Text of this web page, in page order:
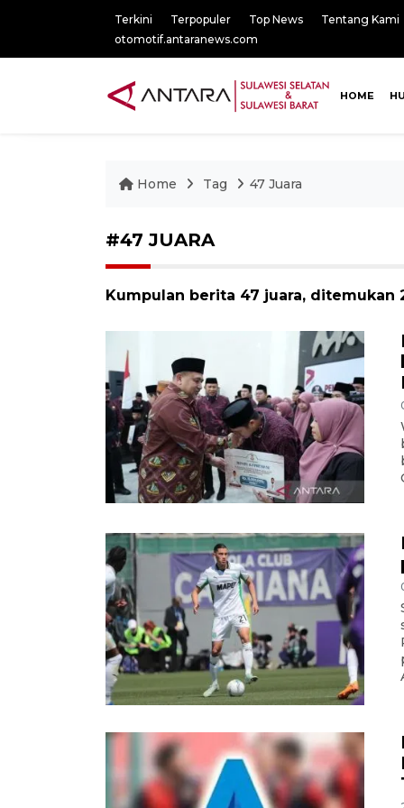
Terkini Terpopuler Top News
Tentang Kami
otomotif.antaranews.com
HOME
Home Tag 47 Juara
#47 JUARA
Kumpulan berita 47 juara, ditemukan